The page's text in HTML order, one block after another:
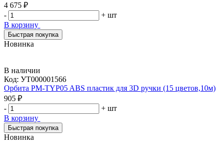
4 675 ₽
-
+ шт
В корзину
Быстрая покупка
Новинка
В наличии
Код: УТ000001566
Орбита PM-TYP05 ABS пластик для 3D ручки (15 цветов,10м)
905 ₽
-
+ шт
В корзину
Быстрая покупка
Новинка